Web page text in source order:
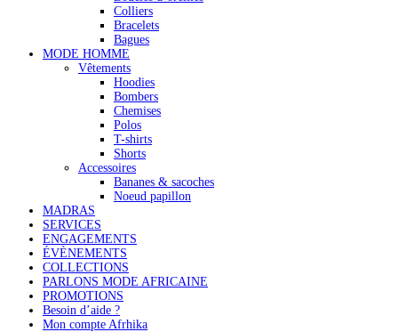
Colliers
Bracelets
Bagues
MODE HOMME
Vêtements
Hoodies
Bombers
Chemises
Polos
T-shirts
Shorts
Accessoires
Bananes & sacoches
Noeud papillon
MADRAS
SERVICES
ENGAGEMENTS
ÉVÈNEMENTS
COLLECTIONS
PARLONS MODE AFRICAINE
PROMOTIONS
Besoin d’aide ?
Mon compte Afrhika